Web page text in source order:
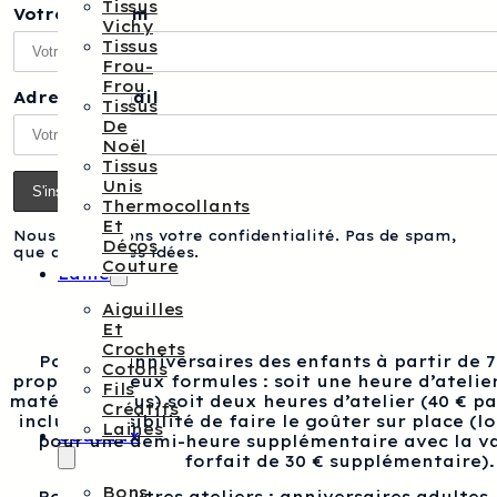
Tissus
Vichy
Tissus
Frou-
Frou
Tissus
De
Noël
Tissus
Unis
Thermocollants
Et
Décos
Couture
Laine
Aiguilles
Et
Crochets
Cotons
Fils
Créatifs
Laines
Cadeaux
Bons
Votre prénom
Adresse e-mail
Nous respectons votre confidentialité. Pas de spam,
que des bonnes idées.
Pour les anniversaires des enfants à partir de
proposons deux formules : soit une heure
matériel inclus) soit deux heures d’atelier (40 €
inclus), possibilité de faire le goûter sur place
pour une demi-heure supplémentaire avec la
forfait de 30 € supplémentaire).